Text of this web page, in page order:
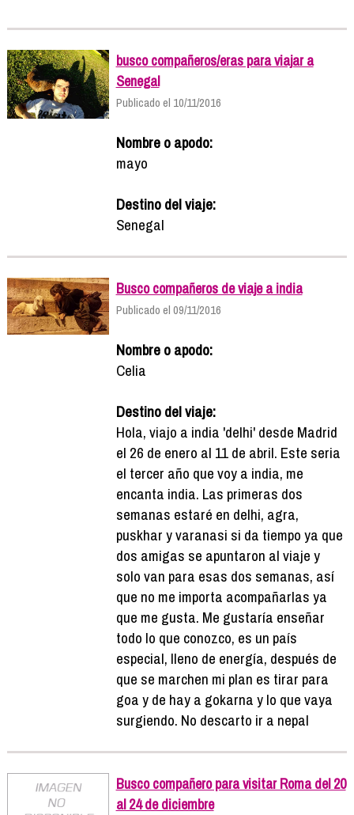
busco compañeros/eras para viajar a
Senegal
Publicado el 10/11/2016
Nombre o apodo:
mayo
Destino del viaje:
Senegal
Busco compañeros de viaje a india
Publicado el 09/11/2016
Nombre o apodo:
Celia
Destino del viaje:
Hola, viajo a india 'delhi' desde Madrid
el 26 de enero al 11 de abril. Este seria
el tercer año que voy a india, me
encanta india. Las primeras dos
semanas estaré en delhi, agra,
puskhar y varanasi si da tiempo ya que
dos amigas se apuntaron al viaje y
solo van para esas dos semanas, así
que no me importa acompañarlas ya
que me gusta. Me gustaría enseñar
todo lo que conozco, es un país
especial, lleno de energía, después de
que se marchen mi plan es tirar para
goa y de hay a gokarna y lo que vaya
surgiendo. No descarto ir a nepal
Busco compañero para visitar Roma del 20
al 24 de diciembre